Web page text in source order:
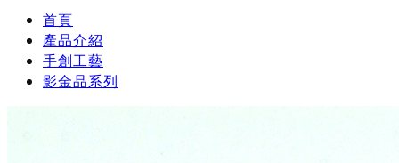
首頁
產品介紹
手創工藝
影金品系列